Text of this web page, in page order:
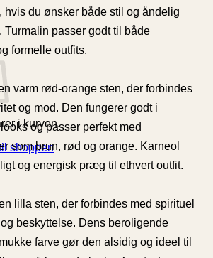
i kurven.
shoppen
hvis du ønsker både stil og åndelig
Turmalin passer godt til både
formelle outfits.
varm rød-orange sten, der forbindes
og mod. Den fungerer godt i
og passer perfekt med
som brun, rød og orange. Karneol
og energisk præg til ethvert outfit.
lilla sten, der forbindes med spirituel
beskyttelse. Dens beroligende
farve gør den alsidig og ideel til